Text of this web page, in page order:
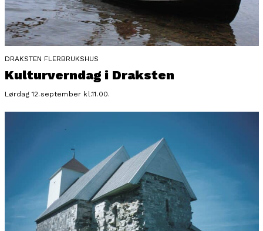
DRAKSTEN FLERBRUKSHUS
Kulturverndag i Draksten
Lørdag 12.september kl.11.00.